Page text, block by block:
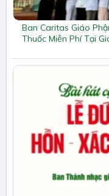
Ban Caritas Giáo
Thuốc Miễn Phí Tại